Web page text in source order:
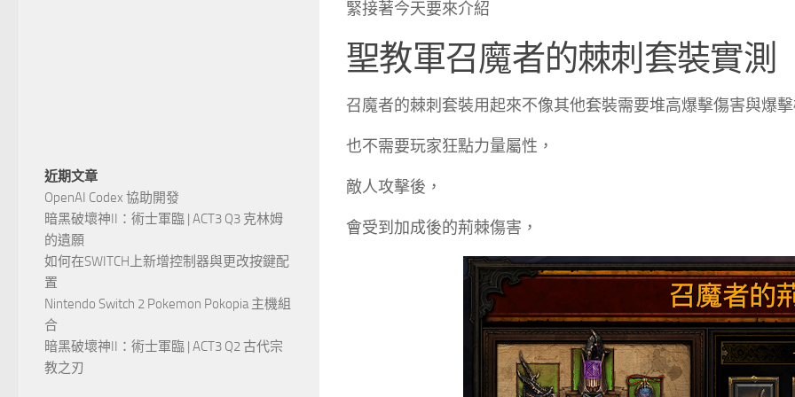
緊接著今天要來介紹
聖教軍召魔者的棘刺套裝實測
召魔者的棘刺套裝用起來不像其他套裝需要堆高爆擊傷害與爆
也不需要玩家狂點力量屬性，
敵人攻擊後，
會受到加成後的荊棘傷害，
近期文章
OpenAI Codex 協助開發
暗黑破壞神II：術士軍臨 | ACT3 Q3 克林姆
的遺願
如何在SWITCH上新增控制器與更改按鍵配
置
Nintendo Switch 2 Pokemon Pokopia 主機組
合
暗黑破壞神II：術士軍臨 | ACT3 Q2 古代宗
教之刃